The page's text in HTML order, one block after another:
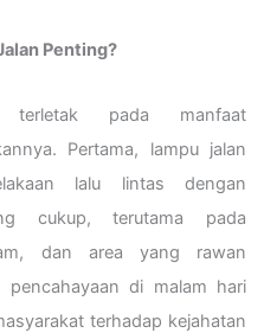
Penting?
terletak pada manfaat
Pertama, lampu jalan
lalu lintas dengan
cukup, terutama pada
dan area yang rawan
pencahayaan di malam hari
terhadap kejahatan